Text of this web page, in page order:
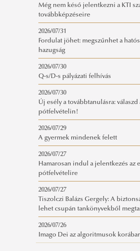
Még nem késő jelentkezni a KTI
továbbképzéseire
2026/07/31
Fordulat jöhet: megszűnhet a
hazugság
2026/07/30
Q-s/D-s pályázati felhívás
2026/07/30
Új esély a továbbtanulásra: válaszd
pótfelvételin!
2026/07/29
A gyermek mindenek felett
2026/07/27
Hamarosan indul a jelentkezés az
pótfelvételire
2026/07/27
Tiszolczi Balázs Gergely: A
lehet csupán tankönyvekből
2026/07/26
Imago Dei az algoritmusok